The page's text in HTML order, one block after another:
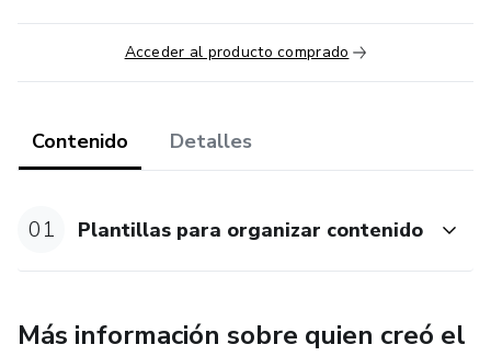
Acceder al producto comprado
Contenido Detalles
01 Plantillas para organizar contenido
Más información sobre quien creó el